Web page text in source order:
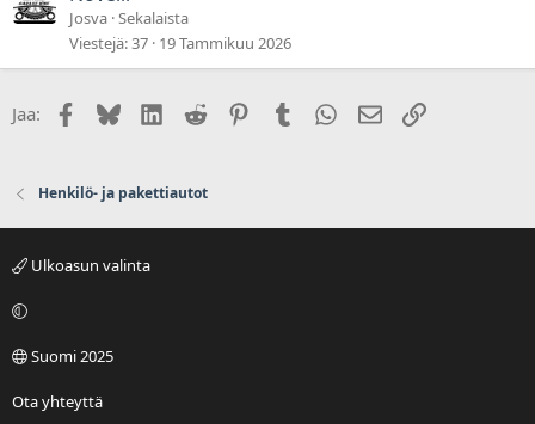
Josva Sekalaista
Viestejä 37 19 Tammikuu 2026
Jaa: Facebook
BlueskyLinkedIn
Reddit PinterestTumblr WhatsApp
Sähköposti
Linkki
Henkilö- ja pakettiautot
Ulkoasun valinta
Suomi 2025
Ota yhteyttä